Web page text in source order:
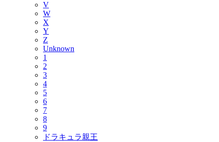
V
W
X
Y
Z
Unknown
1
2
3
4
5
6
7
8
9
ドラキュラ親王